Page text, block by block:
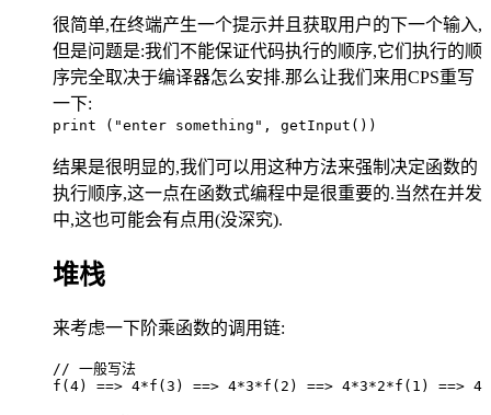
很简单,在终端产生一个提示并且获取用户的下一个输入,
但是问题是:我们不能保证代码执行的顺序,它们执行的顺
序完全取决于编译器怎么安排.那么让我们来用CPS重写
一下:
print ("enter something", getInput())
结果是很明显的,我们可以用这种方法来强制决定函数的
执行顺序,这一点在函数式编程中是很重要的.当然在并发
中,这也可能会有点用(没深究).
堆栈
来考虑一下阶乘函数的调用链:
// 一般写法
f(4) ==> 4*f(3) ==> 4*3*f(2) ==> 4*3*2*f(1) ==>